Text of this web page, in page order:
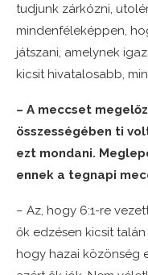
tudjunk zárkózni,
mindenféleképpen,
játszani, amelynek
kicsit hivatalosabb,
– A meccset
összességében ti
ezt mondani.
ennek a tegnapi
– Az, hogy 6:1-re
ők edzésen kicsit
hogy hazai közönség